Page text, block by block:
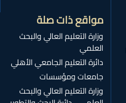
مواقع ذات صلة
وزارة التعليم العالي والبحث
العلمي
دائرة التعليم الجامعي الأهلي
جامعات ومؤسسات
وزارة التعليم العالي والبحث